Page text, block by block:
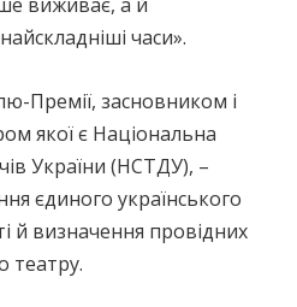
часи».
Премії, засновником і
якої є Національна
України (НСТДУ), –
єдиного українського
й визначення провідних
театру.